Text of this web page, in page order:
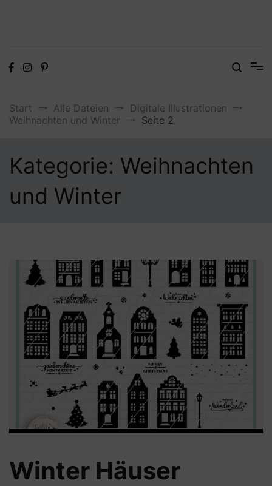
Start Alle Dateien
Digitale Illustrationen
Weihnachten und Winter
Seite 2
Kategorie: Weihnachten
und Winter
Winter Häuser